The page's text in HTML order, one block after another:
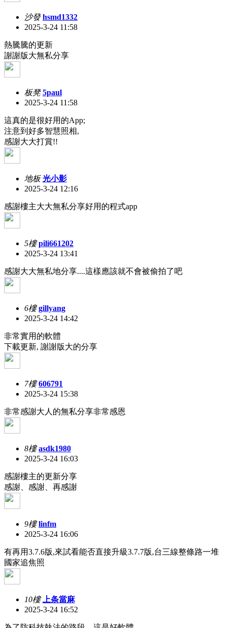
沙發 hsmd1332
2025-3-24 11:58
熱騰騰的更新
謝謝版大無私分享
板凳 5paul
2025-3-24 11:58
這真的是很好用的App;
注意到好多智慧照相,
感謝大大打賞!!
地板 光小影
2025-3-24 12:16
感謝樓主大大無私分享好用的程式app
5樓 pili661202
2025-3-24 13:41
感謝大大無私地分享....這樣應該就不會被偷拍了吧
6樓 gillyang
2025-3-24 14:42
非常實用的軟體
下載更新, 謝謝版大的分享
7樓 606791
2025-3-24 15:38
非常感謝大人的無私分享非常感恩
8樓 asdk1980
2025-3-24 16:03
感謝樓主的更新分享
感謝、感謝、再感謝
9樓 linfm
2025-3-24 16:06
有再用3.7.6版,來試看能否直接升級3.7.7版,台三線整條路一堆
國家追焦照
10樓
上条當麻
2025-3-24 16:52